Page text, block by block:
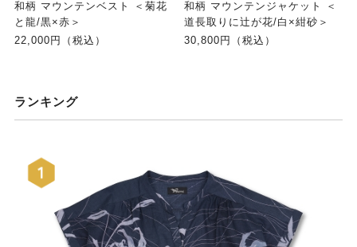
和柄 マウンテンベスト ＜菊花
と龍/黒×赤＞
22,000円（税込）
和柄 マウンテンジャケット ＜
道長取りに辻が花/白×紺砂＞
30,800円（税込）
ランキング